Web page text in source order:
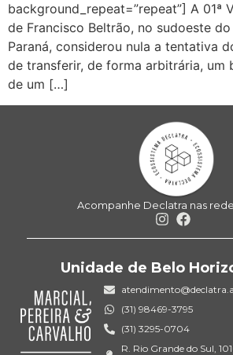
background_repeat=”repeat”] A 01ª
de Francisco Beltrão, no sudoeste do
Paraná, considerou nula a tentativa
de transferir, de forma arbitrária, um
de um […]
Acompanhe Declatra nas
Unidade de Belo
(31) 98469-3795
(31) 3295-0704
R. Rio Grande do Sul,